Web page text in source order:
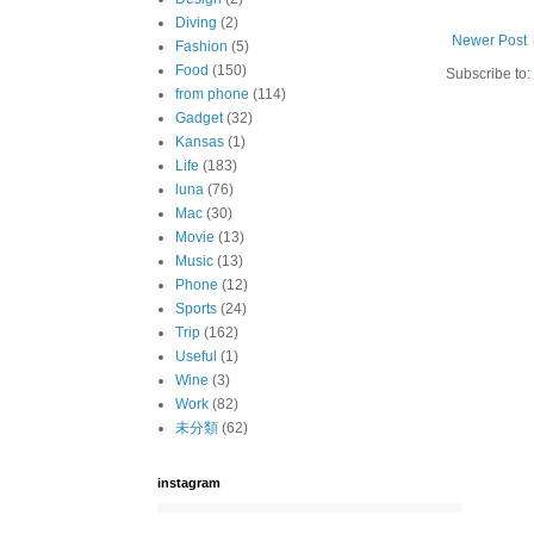
Newer Post
Subscribe to:
Diving (2)
Fashion (5)
Food (150)
from phone (114)
Gadget (32)
Kansas (1)
Life (183)
luna (76)
Mac (30)
Movie (13)
Music (13)
Phone (12)
Sports (24)
Trip (162)
Useful (1)
Wine (3)
Work (82)
未分類 (62)
instagram